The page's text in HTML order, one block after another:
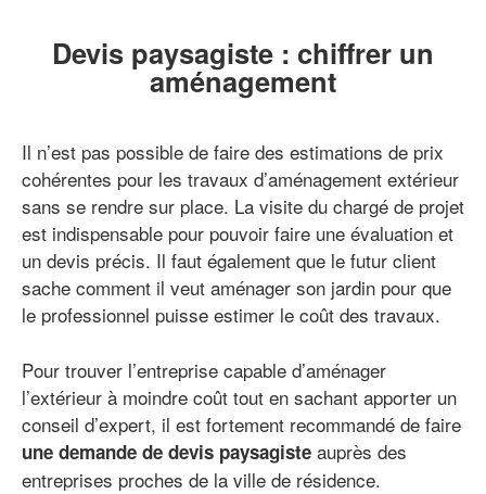
Devis paysagiste : chiffrer un
aménagement
Il n’est pas possible de faire des estimations de prix
cohérentes pour les travaux d’aménagement extérieur
sans se rendre sur place. La visite du chargé de projet
est indispensable pour pouvoir faire une évaluation et
un devis précis. Il faut également que le futur client
sache comment il veut aménager son jardin pour que
le professionnel puisse estimer le coût des travaux.
Pour trouver l’entreprise capable d’aménager
l’extérieur à moindre coût tout en sachant apporter un
conseil d’expert, il est fortement recommandé de faire
une demande de devis paysagiste auprès des
entreprises proches de la ville de résidence.